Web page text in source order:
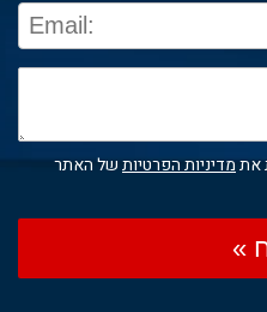
אתמדיניות הפרטיותשל האתר
»